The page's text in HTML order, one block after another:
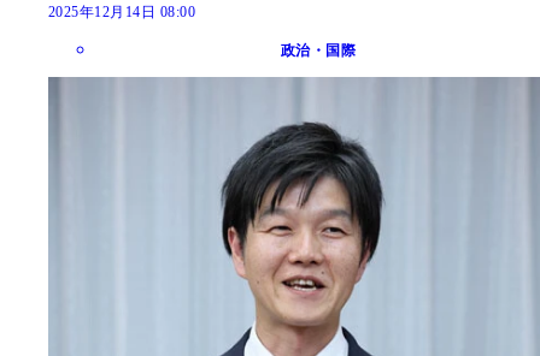
2025年12月14日 08:00
政治・国際